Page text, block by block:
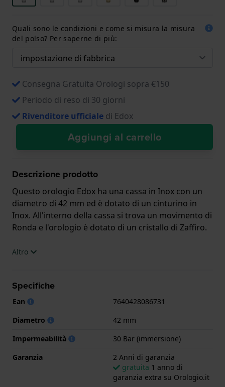
Quali sono le condizioni e come si misura la misura
del polso? Per saperne di più:
Consegna Gratuita Orologi sopra €150
Periodo di reso di 30 giorni
Rivenditore ufficiale di Edox
Aggiungi al carrello
Descrizione prodotto
Questo orologio Edox ha una cassa in Inox con un
diametro di 42 mm ed è dotato di un cinturino in
Inox. All'interno della cassa si trova un movimento di
Ronda e l'orologio è dotato di un cristallo di Zaffiro.
L'orologio è impermeabile a 30ATM. Ciò significa che
.
Altro
Specifiche
Ean
7640428086731
Diametro
42 mm
Impermeabilità
30 Bar (immersione)
Garanzia
2 Anni di garanzia
gratuita 1 anno di
garanzia extra su Orologio.it